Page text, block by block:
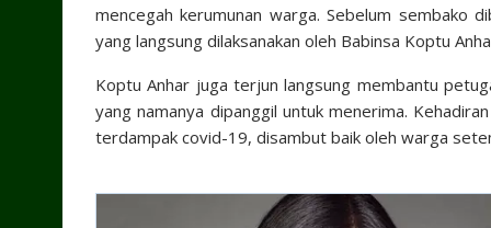
mencegah kerumunan warga. Sebelum sembako
yang langsung dilaksanakan oleh Babinsa Koptu
Koptu Anhar juga terjun langsung membantu
yang namanya dipanggil untuk menerima.
terdampak covid-19, disambut baik oleh warga